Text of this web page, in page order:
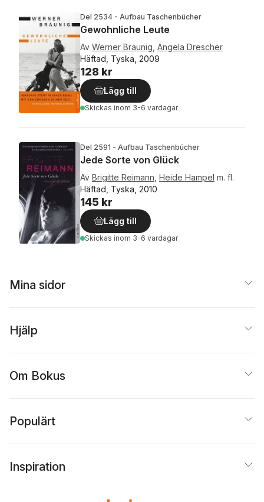
Del 2534 - Aufbau Taschenbücher
Gewohnliche Leute
Av Werner Braunig Angela Drescher
Häftad, Tyska, 2009
128 kr
Lägg till
Skickas inom 3-6 vardagar
Del 2591 - Aufbau Taschenbücher
Jede Sorte von Glück
Av Brigitte Reimann Heide Hampel m. fl.
Häftad, Tyska, 2010
145 kr
Lägg till
Skickas inom 3-6 vardagar
Mina sidor
Hjälp
Om Bokus
Populärt
Inspiration